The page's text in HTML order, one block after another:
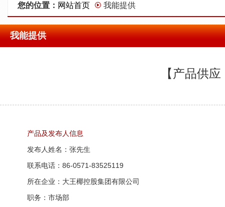
您的位置： 网站首页 我能提供
我能提供
【产品供
产品及发布人信息
发布人姓名：张先生
联系电话：86-0571-83525119
所在企业：大王椰控股集团有限公司
职务：市场部